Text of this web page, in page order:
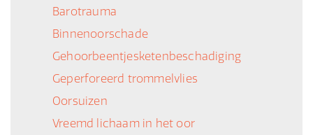
Barotrauma
Binnenoorschade
Gehoorbeentjesketenbeschadiging
Geperforeerd trommelvlies
Oorsuizen
Vreemd lichaam in het oor